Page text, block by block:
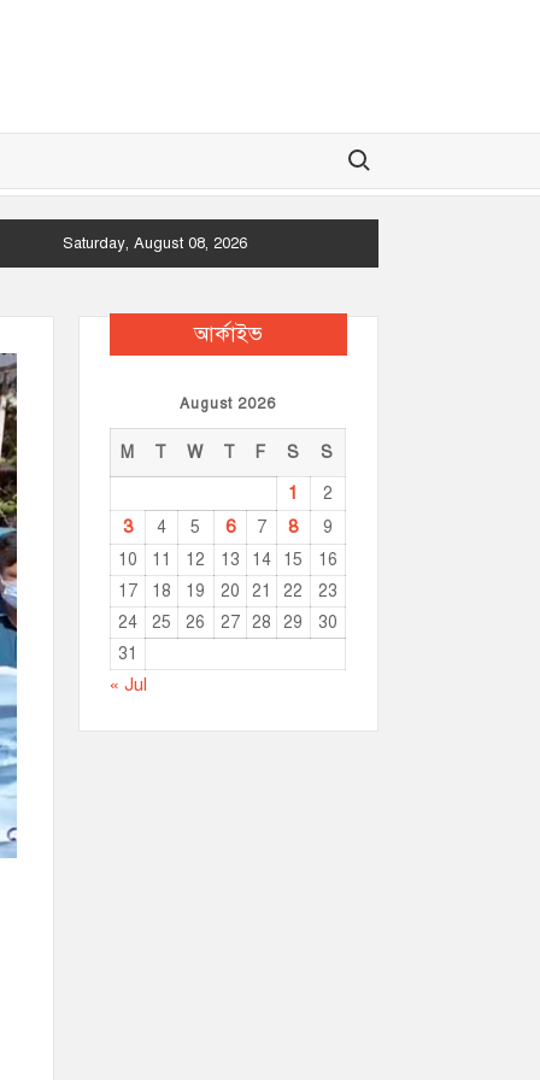
Search for:
Saturday, August 08, 2026
আর্কাইভ
August 2026
M T W T F S S
1 2
3 4 5 6 7 8
9
10
11 12 13 14 15
16
17
18 19 20 21 22
23
24
25 26 27 28 29
30
31
« Jul